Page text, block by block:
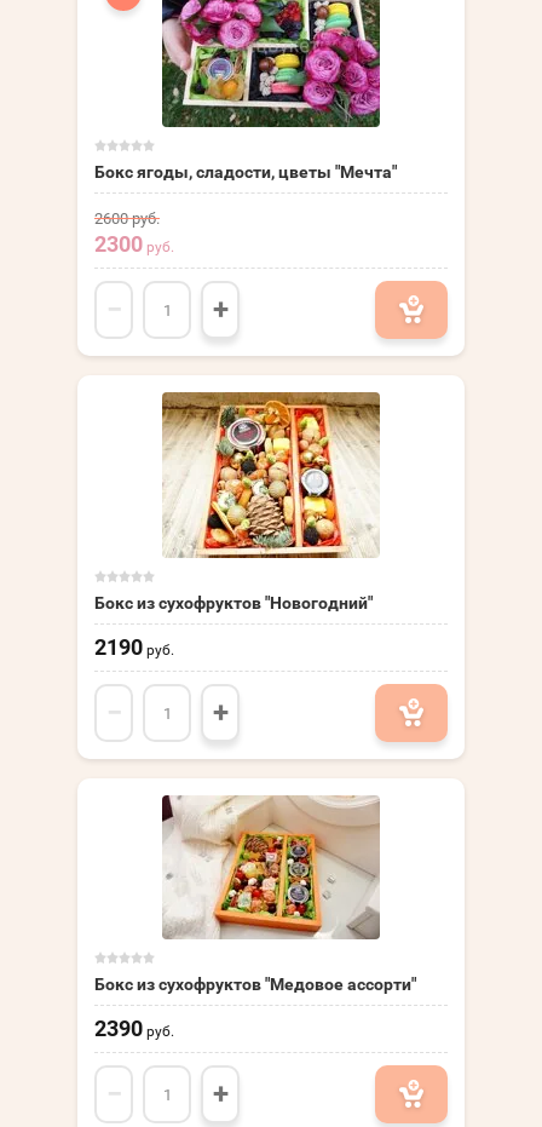
Бокс ягоды, сладости, цветы "Мечта"
2600руб.
2300 руб.
− +
Бокс из сухофруктов "Новогодний"
2190 руб.
− +
Бокс из сухофруктов "Медовое ассорти"
2390 руб.
− +